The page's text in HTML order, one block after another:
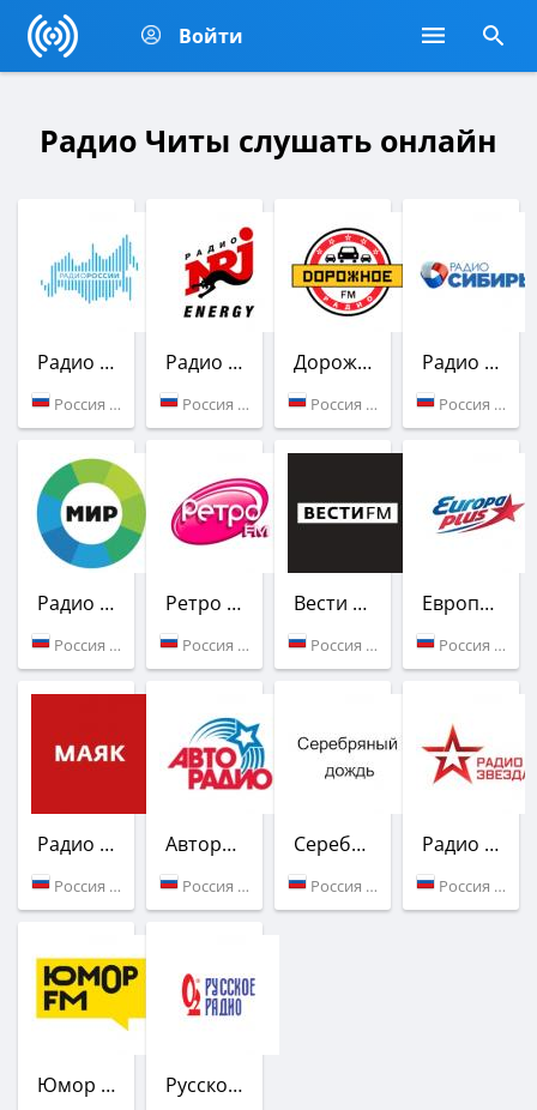
Войти
Радио Читы слушать онлайн
Радио России
Россия (91.6 FM)
Радио ENERGY
Россия (103.8 FM)
Дорожное радио
Россия (100.7 FM)
Радио Сибирь
Россия (102.6 FM)
Радио Мир
Россия (106.1 FM)
Ретро FM
Россия (101.1 FM)
Вести FM
Россия (101.5 FM)
Европа Плюс
Россия (102.0 FM)
Радио Маяк
Россия (104.5 FM)
Авторадио
Россия (105.2 FM)
Серебряный Дождь
Россия (105.7 FM)
Радио Звезда
Россия (107.4 FM)
Юмор FM Русское Радио